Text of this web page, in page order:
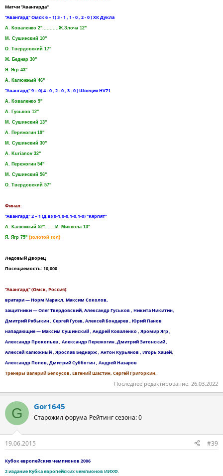
Матчи "Авангарда"
"Авангард" Омск 6 – 1( 3 - 1 , 1 - 0 , 2 - 0 ) ХК Дукла
А. Коваленко 2"...........Ж.Злоча 12"
М. Сушинский 10"
О. Твердовский 17"
Ж. Беднар 30"
Я. Ягр 43"
А. Калюжный 46"
"Авангард" 9 – 0( 4 - 0 , 2 - 0 , 3 - 0 ) Швеция HV71
А. Коваленко 9"
А. Гуськов 12"
М. Сушинский 13"
А. Пережогин 19"
М. Сушинский 30"
А. Kurianov 32"
А. Пережогин 54"
М. Сушинский 56"
О. Твердовский 57"
Финал:
"Авангард" 2 – 1 (д.в)(0-1,0-0,1-0,1-0) "Kярпят"
А. Калюжный 52".......И. Миккола 13"
Я. Ягр 75" (золотой гол)
Ледовый Дворец
Посещаемость: 10,000
"Авангард" (Омск, Россия):
вратари — Норм Маракл, Максим Соколов,
защитники — Олег Твердовский, Александр Гуськов , Никита Никитин,
Дмитрий Рябыкин , Сергей Гусев, Алексей Бондарев , Юрий Панов
нападающие — Максим Сушинский , Андрей Коваленко , Яромир Ягр ,
Александр Прокопьев , Александр Пережогин ,Дмитрий Затонский ,
Алексей Калюжный , Ярослав Беднарж , Антон Курьянов , Игорь Хацей,
Александр Попов, Дмитрий Субботин , Андрей Назаров
Тренеры Валерий Белоусов, Евгений Шастин, Сергей Григоркин.
Последнее редактирование: 26.03.2022
G Gor1645
Старожил форума Рейтинг сезона: 0
19.06.2015 #39
Кубок европейских чемпионов 2006
2 издание Кубка европейских чемпионов ИИХФ.